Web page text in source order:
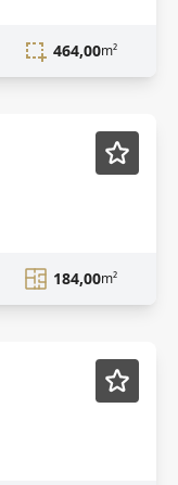
464,00m²
184,00m²
Em Construção